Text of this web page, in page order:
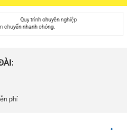
Quy trình chuyên nghiệp
chuyển nhanh chóng.
phí